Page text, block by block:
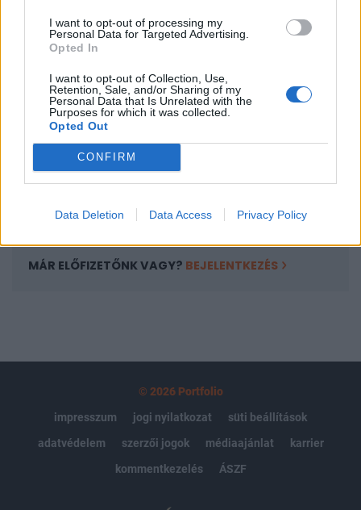
I want to opt-out of processing my
Personal Data for Targeted Advertising.
Opted In
I want to opt-out of Collection, Use,
Retention, Sale, and/or Sharing of my
Personal Data that Is Unrelated with the
Purposes for which it was collected.
Opted Out
CONFIRM
Data Deletion Data Access Privacy Policy
A keresett cikk a portfolio.hu hírarchívumához
tartozik, melynek olvasása előfizetéses
regisztrációhoz kötött.
Az előfizetés a következőket tartalmazza:
Portfolio.hu teljes cikkarchívum
Kötéslisták: BÉT elmúlt 2 év napon belüli
MÁR ELŐFIZETŐNK VAGY? BEJELENTKEZÉS
© 2026 Portfolio
impresszum
jogi nyilatkozat
süti beállítások
adatvédelem
szerzői jogok médiaajánlat
karrier
kommentkezelés
ÁSZF